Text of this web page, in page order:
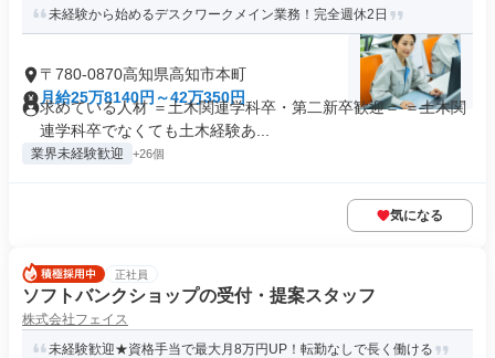
未経験から始めるデスクワークメイン業務！完全週休2⽇
〒780-0870高知県高知市本町
月給25万8140円～42万350円
求めている人材 ＝土木関連学科卒・第二新卒歓迎＝ ＝土木関
連学科卒でなくても土木経験あ...
業界未経験歓迎 +26個
気になる
正社員
ソフトバンクショップの受付・提案スタッフ
株式会社フェイス
未経験歓迎★資格手当で最大月8万円UP！転勤なしで長く働ける